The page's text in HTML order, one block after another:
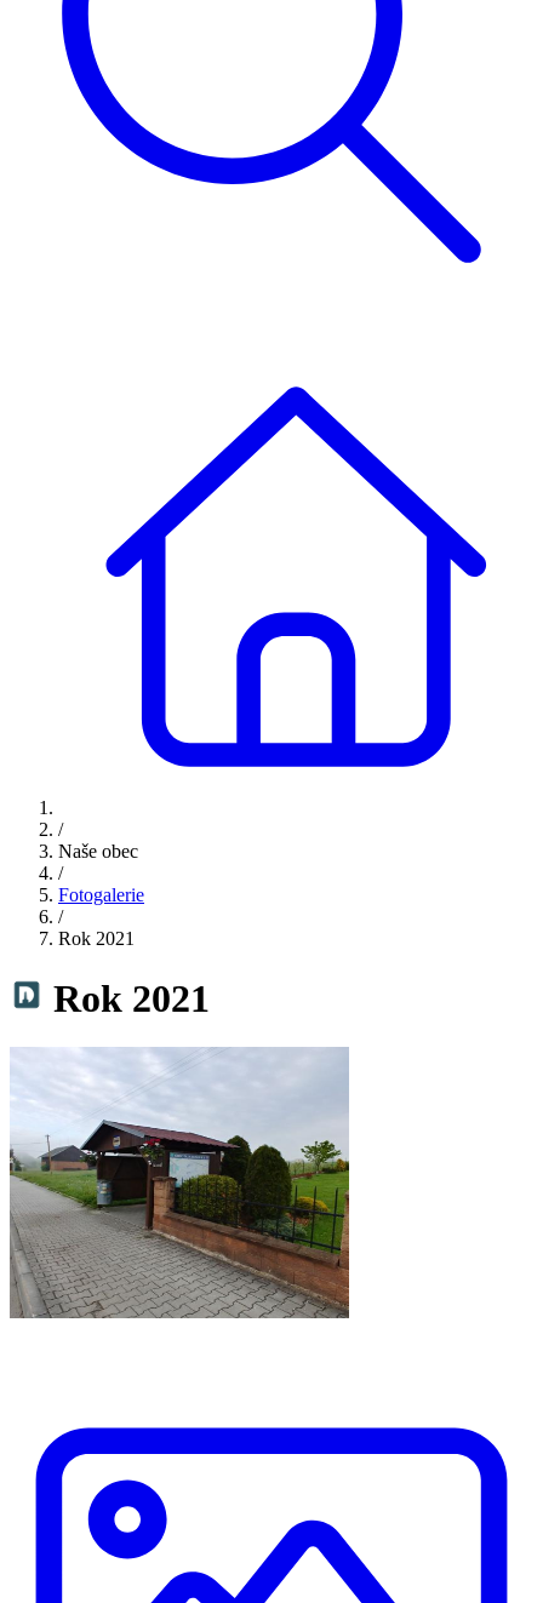
/
Naše obec
/
Fotogalerie
/
Rok 2021
Rok 2021